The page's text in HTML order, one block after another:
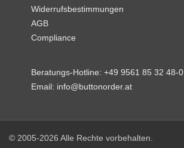
Widerrufsbestimmungen
AGB
Compliance
Beratungs-Hotline:+49 9561 85 32 48-0
Email: info@buttonorder.at
© 2005-2026 Alle Rechte vorbehalten.